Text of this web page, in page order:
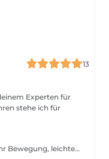
13
stehe ich für
Calligraphy Cut für kurze Haare für mehr Bewegung, leichte Textur und ein präzises Finish.